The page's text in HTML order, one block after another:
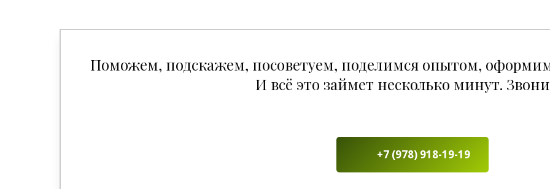
Поможем, подскажем, посоветуем, поделимся опытом, оформим
И всё это займет несколько минут.
+7 (978) 918-19-19